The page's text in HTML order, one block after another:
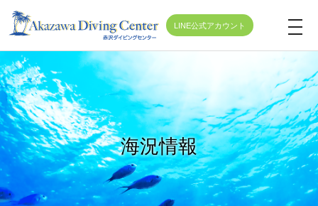
LINE公式アカウント
t
o
g
e
n
a
v
海況情報